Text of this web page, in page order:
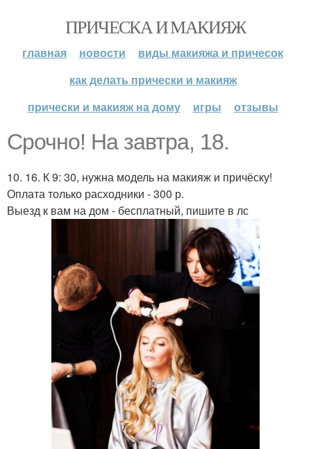
ПРИЧЕСКА И МАКИЯЖ
главная новости
виды макияжа и причесок
как делать прически и макияж
прически и макияж на дому
игры отзывы
Срочно! На завтра, 18.
10. 16. К 9: 30, нужна модель на макияж и причёску!
Оплата только расходники - 300 р.
Выезд к вам на дом - бесплатный, пишите в лс